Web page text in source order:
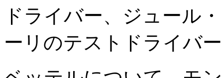
ドライバー、ジュール
ーリのテストドライバ